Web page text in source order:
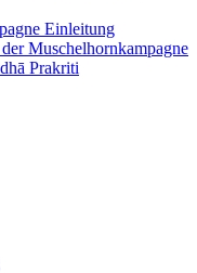
Einleitung
Muschelhornkampagne
Prakriti